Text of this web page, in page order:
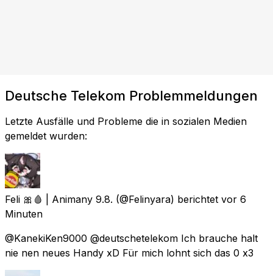
Deutsche Telekom Problemmeldungen
Letzte Ausfälle und Probleme die in sozialen Medien
gemeldet wurden:
Feli 🎀🩸 | Animany 9.8. (@Felinyara) berichtet vor 6
Minuten
@KanekiKen9000 @deutschetelekom Ich brauche halt
nie nen neues Handy xD Für mich lohnt sich das 0 x3